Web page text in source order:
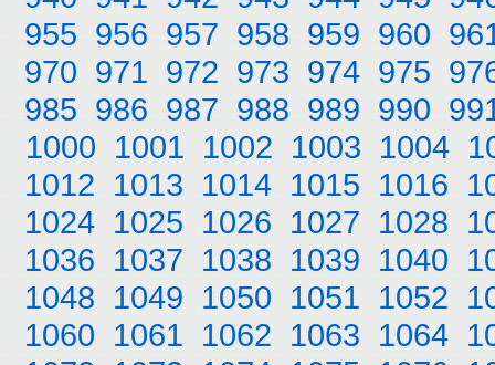
955 956 957 958 959 960
970 971 972 973 974 975
985 986 987 988 989 990
1000 1001 1002 1003 1004
1012 1013 1014 1015 1016
1024 1025 1026 1027 1028
1036 1037 1038 1039 1040
1048 1049 1050 1051 1052
1060 1061 1062 1063 1064